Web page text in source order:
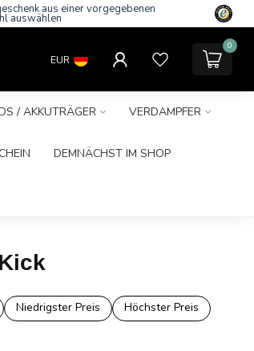
aus einer vorgegebenen
auswählen
EUR
0
/ AKKUTRÄGER VERDAMPFER
DEMNÄCHST IM SHOP
Niedrigster Preis
Höchster Preis